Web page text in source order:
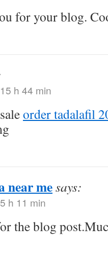
for your blog.
h 44 min
order tadalafil
near mesays:
h 11 min
the blog